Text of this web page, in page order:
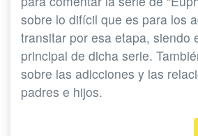
sobre lo difícil que es para los
transitar por esa etapa, siendo
principal de dicha serie.
sobre las adicciones y las
padres e hijos.